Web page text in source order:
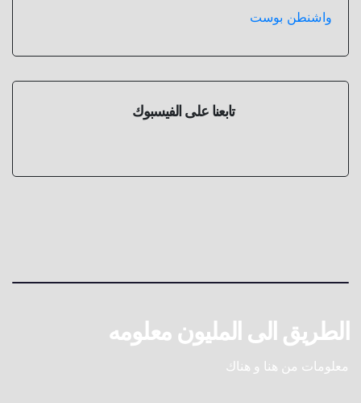
واشنطن بوست
تابعنا على الفيسبوك
الطريق الى المليون معلومه
معلومات من هنا و هناك